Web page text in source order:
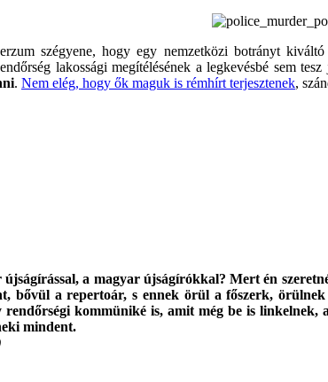
szégyene, hogy egy nemzetközi botrányt
lakossági megítélésének a legkevésbé sem
. Nem elég, hogy ők maguk is rémhírt terjesztenek,
a magyar újságírókkal? Mert én
bővül a repertoár, s ennek örül a főszerk,
rendőrségi kommüniké is, amit még be is
mindent.